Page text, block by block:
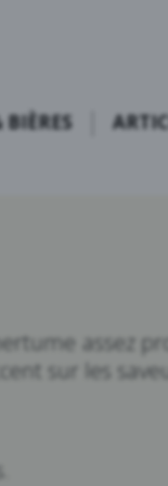
assez
sur les